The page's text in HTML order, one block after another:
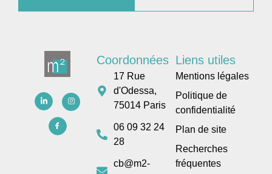
Coordonnées
17 Rue
d'Odessa,
75014 Paris
06 09 32 24
28
cb@m2-
Liens utiles
Mentions légales
Politique de
confidentialité
Plan de site
Recherches
fréquentes